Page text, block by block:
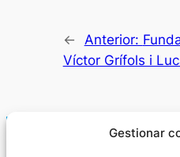
Gestionar
← Anterior:
Víctor Grífols i